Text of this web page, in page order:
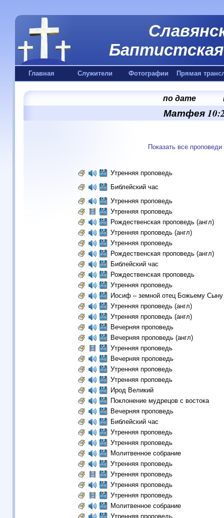
Главная Служители Фотографии Прямая
по дате
Матфея
Показать все
Утренняя проповедь
Библейский час
Утренняя проповедь
Утренняя проповедь
Рождественская проповедь (англ)
Утренняя проповедь (англ)
Утренняя проповедь
Рождественская проповедь (англ)
Библейский час
Рождественская проповедь
Утренняя проповедь
Иосиф – земной отец Божьему
Утренняя проповедь (англ)
Утренняя проповедь (англ)
Вечерняя проповедь
Вечерняя проповедь (англ)
Утренняя проповедь
Вечерняя проповедь
Утренняя проповедь
Утренняя проповедь
Ирод Великий
Поклонение мудрецов c востока
Вечерняя проповедь
Библейский час
Утренняя проповедь
Утренняя проповедь
Молитвенное собрание
Утренняя проповедь
Утренняя проповедь
Утренняя проповедь
Утренняя проповедь
Молитвенное собрание
Утренняя проповедь